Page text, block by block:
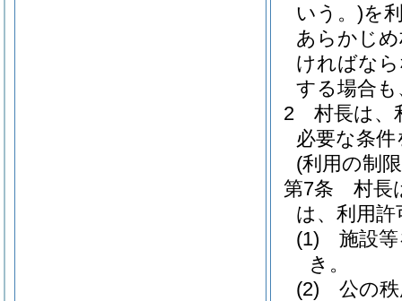
いう。)を
あらかじ
ければな
する場合
2
村長は、
必要な条
(利用の制
第7条
村長
は、利用
(1)
施設
き。
(2)
公の